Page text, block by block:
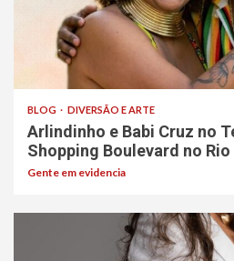
BLOG DIVERSÃO E ARTE
Arlindinho e Babi Cruz no
Shopping Boulevard no Rio
Gente em evidencia